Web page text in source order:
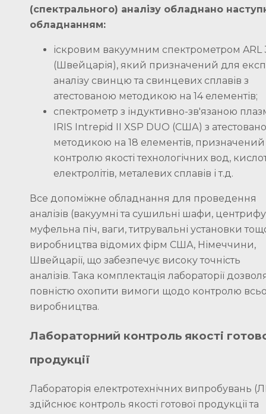
(спектрального) аналізу обладнано
обладнанням:
іскровим вакуумним спектрометром ARL
(Швейцарія), який призначений для
аналізу свинцю та свинцевих сплавів з
атестованою методикою на 14 елементів;
спектрометр з індуктивно-зв'язаною
IRIS Intrepid II XSP DUO (США) з
методикою на 18 елементів,
контролю якості технологічних вод,
електролітів, металевих сплавів і т.д.
Все допоміжне обладнання для проведення
аналізів (вакуумні та сушильні шафи,
муфельна піч, ваги, титрувальні установки
виробництва відомих фірм США, Німеччини,
Швейцарії, що забезпечує високу точність
аналізів. Така комплектація лабораторії
повністю охопити вимоги щодо контролю
виробництва.
Лабораторний контроль якості
продукції
Лабораторія електротехнічних випробувань
здійснює контроль якості готової продукції та